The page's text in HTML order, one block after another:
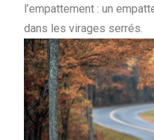
l’empattement : un
dans les virages serrés.